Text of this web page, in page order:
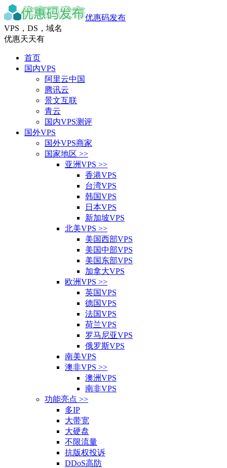
优惠码发布
VPS，DS，域名
优惠天天有
首页
国内VPS
阿里云中国
腾讯云
景文互联
青云
国内VPS测评
国外VPS
国外VPS商家
国家地区 >>
亚洲VPS >>
香港VPS
台湾VPS
韩国VPS
日本VPS
新加坡VPS
北美VPS >>
美国西部VPS
美国中部VPS
美国东部VPS
加拿大VPS
欧洲VPS >>
英国VPS
德国VPS
法国VPS
荷兰VPS
罗马尼亚VPS
俄罗斯VPS
南美VPS
澳非VPS >>
澳洲VPS
南非VPS
功能亮点 >>
多IP
大带宽
大硬盘
不限流量
抗版权投诉
DDoS高防